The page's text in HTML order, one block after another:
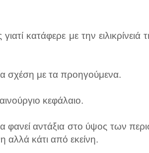
κατάφερε με την ειλικρίνειά
σχέση με τα προηγούμενα.
κεφάλαιο.
φανεί αντάξια στο ύψος των
αλλά κάτι από εκείνη.